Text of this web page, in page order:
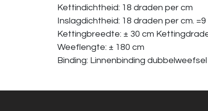
Kettindichtheid: 18 draden per cm
Inslagdichtheid: 18 draden per cm.
Kettingbreedte: ± 30 cm
Weeflengte: ± 180 cm
Binding: Linnenbinding dubbelweefsel